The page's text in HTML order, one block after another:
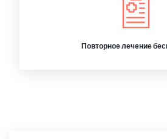
Повторное лечение